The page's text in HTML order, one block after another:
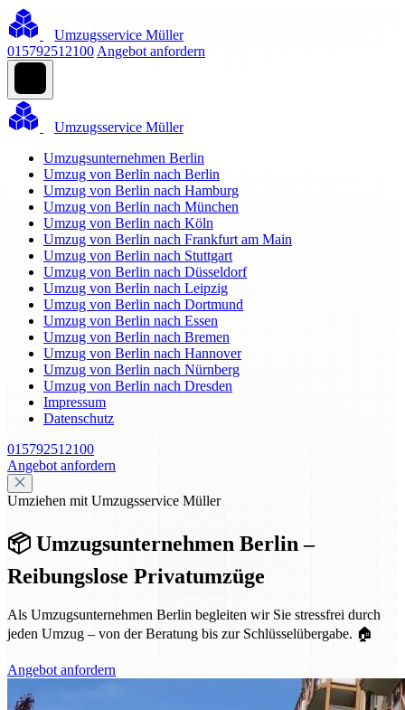
Umzugsservice Müller
015792512100 Angebot anfordern
Umzugsservice Müller
Umzugsunternehmen Berlin
Umzug von Berlin nach Berlin
Umzug von Berlin nach Hamburg
Umzug von Berlin nach München
Umzug von Berlin nach Köln
Umzug von Berlin nach Frankfurt am Main
Umzug von Berlin nach Stuttgart
Umzug von Berlin nach Düsseldorf
Umzug von Berlin nach Leipzig
Umzug von Berlin nach Dortmund
Umzug von Berlin nach Essen
Umzug von Berlin nach Bremen
Umzug von Berlin nach Hannover
Umzug von Berlin nach Nürnberg
Umzug von Berlin nach Dresden
Impressum
Datenschutz
015792512100
Angebot anfordern
Umziehen mit Umzugsservice Müller
📦 Umzugsunternehmen Berlin –
Reibungslose Privatumzüge
Als Umzugsunternehmen Berlin begleiten wir Sie stressfrei durch
jeden Umzug – von der Beratung bis zur Schlüsselübergabe. 🏠
Angebot anfordern